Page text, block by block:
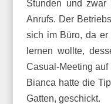
Stunden und zwar
Anrufs. Der
sich im Büro, da er
lernen wollte,
Casual-Meeting auf
Bianca hatte die
Gatten, geschickt.